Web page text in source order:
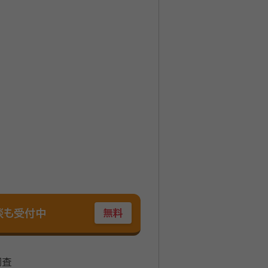
受付中 無料